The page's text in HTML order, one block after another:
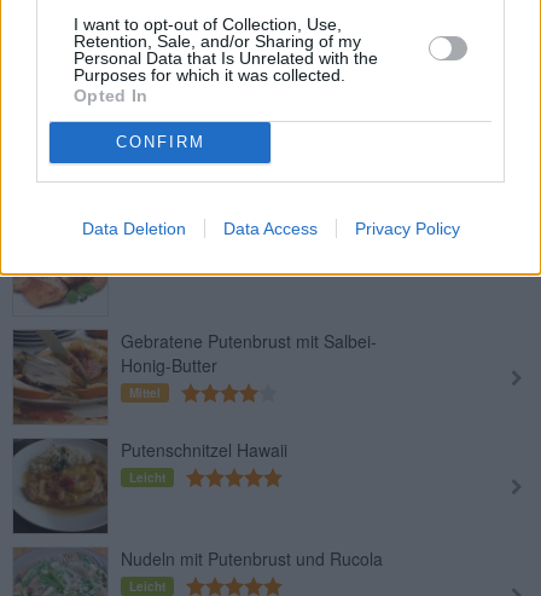
I want to opt-out of Collection, Use,
Retention, Sale, and/or Sharing of my
Personal Data that Is Unrelated with the
Purposes for which it was collected.
Opted In
CONFIRM
Data Deletion Data Access Privacy Policy
Putenbrust mit Feigen-Pistazien-
Füllung
Mittel
Putenstreifensalat
Leicht
Putenschnitzel Natur
Gebratene Putenbrust mit Salbei-
Honig-Butter
Mittel
Putenschnitzel Hawaii
Leicht
Nudeln mit Putenbrust und Rucola
Leicht